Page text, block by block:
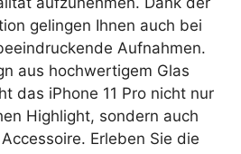
gelingen Ihnen auch bei
Aufnahmen.
aus hochwertigem Glas
das iPhone 11 Pro nicht nur
Highlight, sondern auch
Erleben Sie die